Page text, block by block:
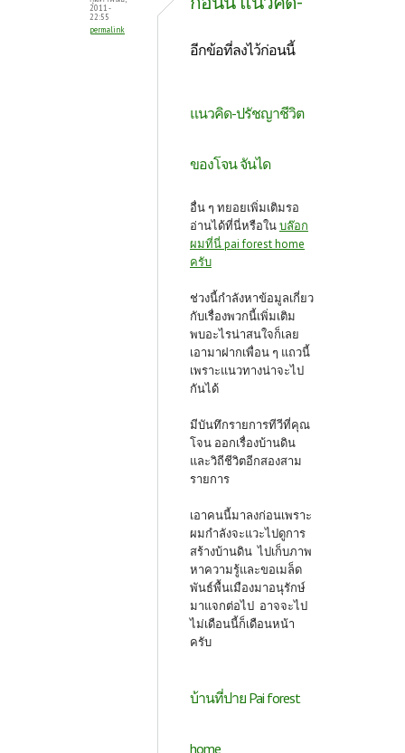
2011 -
22:55
permalink
อีกข้อที่ลงไว้ก่อนนี้
แนวคิด-ปรัชญาชีวิต
ของโจน จันได
อื่น ๆ ทยอยเพิ่มเติมรอ
อ่านได้ที่นี่หรือในบล๊อก
ผมที่นี่ pai forest home
ครับ
ช่วงนี้กำลังหาข้อมูลเกี่ยว
กับเรื่องพวกนี้เพิ่มเติม
พบอะไรน่าสนใจก็เลย
เอามาฝากเพื่อน ๆ แถวนี้
เพราะแนวทางน่าจะไป
กันได้
มีบันทึกรายการทีวีที่คุณ
โจน ออกเรื่องบ้านดิน
และวิถีชีวิตอีกสองสาม
รายการ
เอาคนนี้มาลงก่อนเพราะ
ผมกำลังจะแวะไปดูการ
สร้างบ้านดิน ไปเก็บภาพ
หาความรู้และขอเมล็ด
พันธ์พื้นเมืองมาอนุรักษ์
มาแจกต่อไป อาจจะไป
ไม่เดือนนี้ก็เดือนหน้า
ครับ
บ้านที่ปาย Pai forest
home